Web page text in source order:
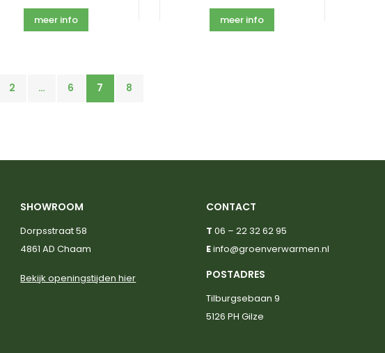
meer info meer info
2 … 6 7 8
SHOWROOM
Dorpsstraat 58
4861 AD Chaam
Bekijk openingstijden hier
CONTACT
T 06 – 22 32 62 95
Einfo@groenverwarmen.nl
POSTADRES
Tilburgsebaan 9
5126 PH Gilze